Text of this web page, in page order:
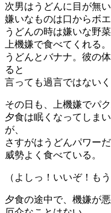
次男はうどんに目が無い
嫌いなものは口からボ
うどんの時は嫌いな野
上機嫌で食べてくれる。
うどんとバナナ。彼の
ると
言っても過言ではない
その日も、上機嫌でパ
夕食は眠くなってしま
が、
さすがはうどんパワー
威勢よく食べている。
（よしっ！いいぞ！も
夕食の途中で、機嫌が